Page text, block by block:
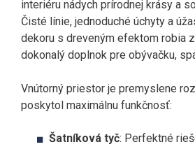
interiéru nádych prírodnej krásy a
Čisté línie, jednoduché úchyty a
dekoru s dreveným efektom robia
dokonalý doplnok pre obývačku,
Vnútorný priestor je premyslene
poskytol maximálnu funkčnosť:
Šatníková tyč: Perfektné